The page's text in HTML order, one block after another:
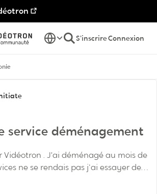
contenu
S'inscrireConnexion
de forum
service déménagement
Vidéotron . J’ai déménagé au mois de
ne se rendais pas j'ai essayer de
résidentielle et sa aussi impossible